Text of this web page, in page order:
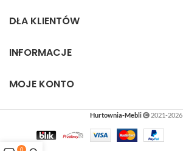
DLA KLIENTÓW
INFORMACJE
MOJE KONTO
Hurtownia-Mebli 2021-2026
0